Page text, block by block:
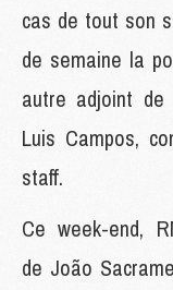
cas de tout son
de semaine la
autre adjoint
Luis Campos,
staff.
Ce week-end,
de João